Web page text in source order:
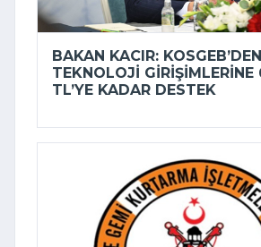
BAKAN KACIR:
TEKNOLOJI GIRIŞIMLERINE
TL’YE KADAR DESTEK